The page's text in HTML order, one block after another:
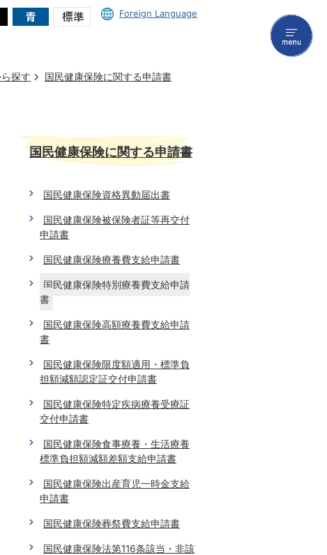
Foreign Language
探す
国民健康保険に関する申請書
国民健康保険に関する申請書
国民健康保険資格異動届出書
国民健康保険被保険者証等再交付
申請書
国民健康保険療養費支給申請書
国民健康保険特別療養費支給申請
書
国民健康保険高額療養費支給申請
書
国民健康保険限度額適用・標準負
担額減額認定証交付申請書
国民健康保険特定疾病療養受療証
交付申請書
国民健康保険食事療養・生活療養
標準負担額減額差額支給申請書
国民健康保険出産育児一時金支給
申請書
国民健康保険葬祭費支給申請書
国民健康保険法第116条該当・非該